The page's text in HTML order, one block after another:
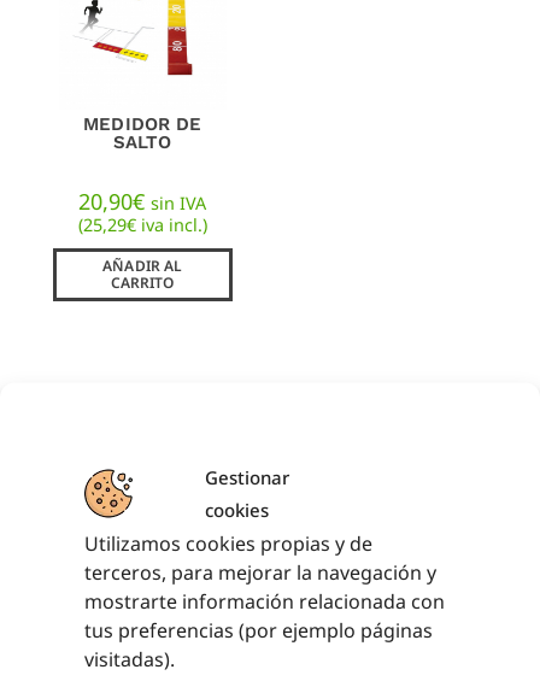
Gestionar
cookies
Utilizamos cookies propias y de
terceros, para mejorar la navegación y
mostrarte información relacionada con
tus preferencias (por ejemplo páginas
visitadas).
MEDIDOR DE
SALTO
20,90€ sin IVA
(25,29€iva incl.)
AÑADIR AL
CARRITO
¿TIENES ALGUNA DUDA?
¿NECESITAS ASESORAMIENTO
Somos una empresa con más de 20 años de experiencia
en el sector.
Asesoramiento personalizado para lograr un
equipamiento adecuado.